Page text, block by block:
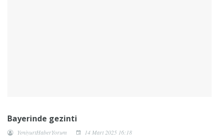
Bayerinde gezinti
YeniyurtHaberYorum 14 Mart 2025 16:18